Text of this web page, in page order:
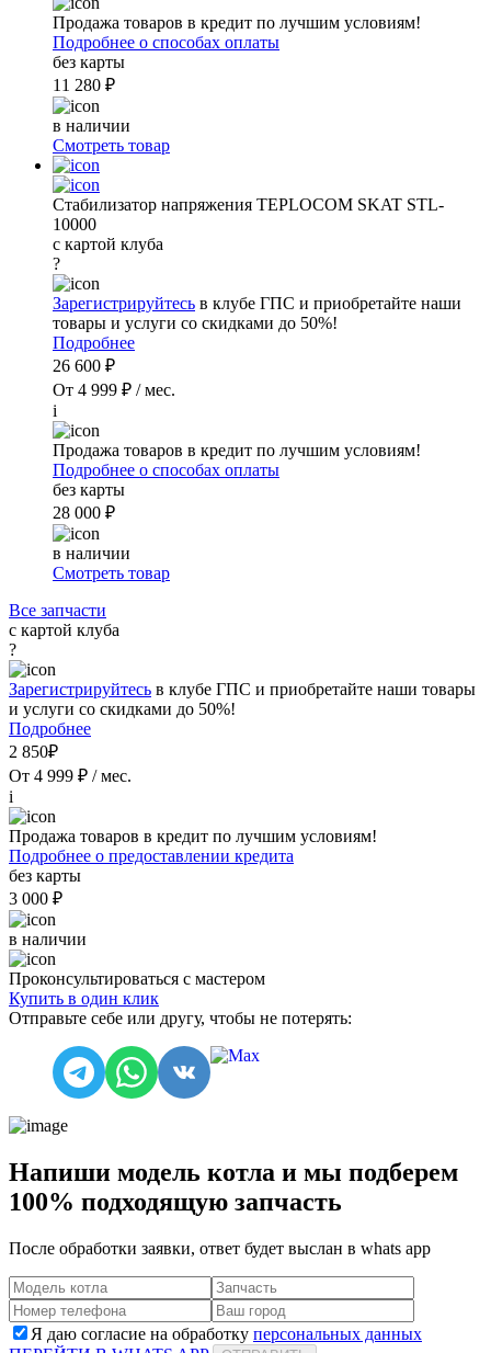
Продажа товаров в кредит по лучшим условиям!
Подробнее о способах оплаты
без карты
11 280 ₽
в наличии
Смотреть товар
Стабилизатор напряжения TEPLOCOM SKAT STL-
10000
с картой клуба
?
Зарегистрируйтесь в клубе ГПС и приобретайте наши
товары и услуги со скидками до 50%!
Подробнее
26 600 ₽
От 4 999 ₽ / мес.
i
Продажа товаров в кредит по лучшим условиям!
Подробнее о способах оплаты
без карты
28 000 ₽
в наличии
Смотреть товар
Все запчасти
с картой клуба
?
Зарегистрируйтесь в клубе ГПС и приобретайте наши товары
и услуги со скидками до 50%!
Подробнее
2 850₽
От 4 999 ₽ / мес.
i
Продажа товаров в кредит по лучшим условиям!
Подробнее о предоставлении кредита
без карты
3 000 ₽
в наличии
Проконсультироваться с мастером
Купить в один клик
Отправьте себе или другу, чтобы не потерять:
Напиши модель котла и мы подберем
100% подходящую запчасть
После обработки заявки, ответ будет выслан в whats app
Я даю согласие на обработку персональных данных